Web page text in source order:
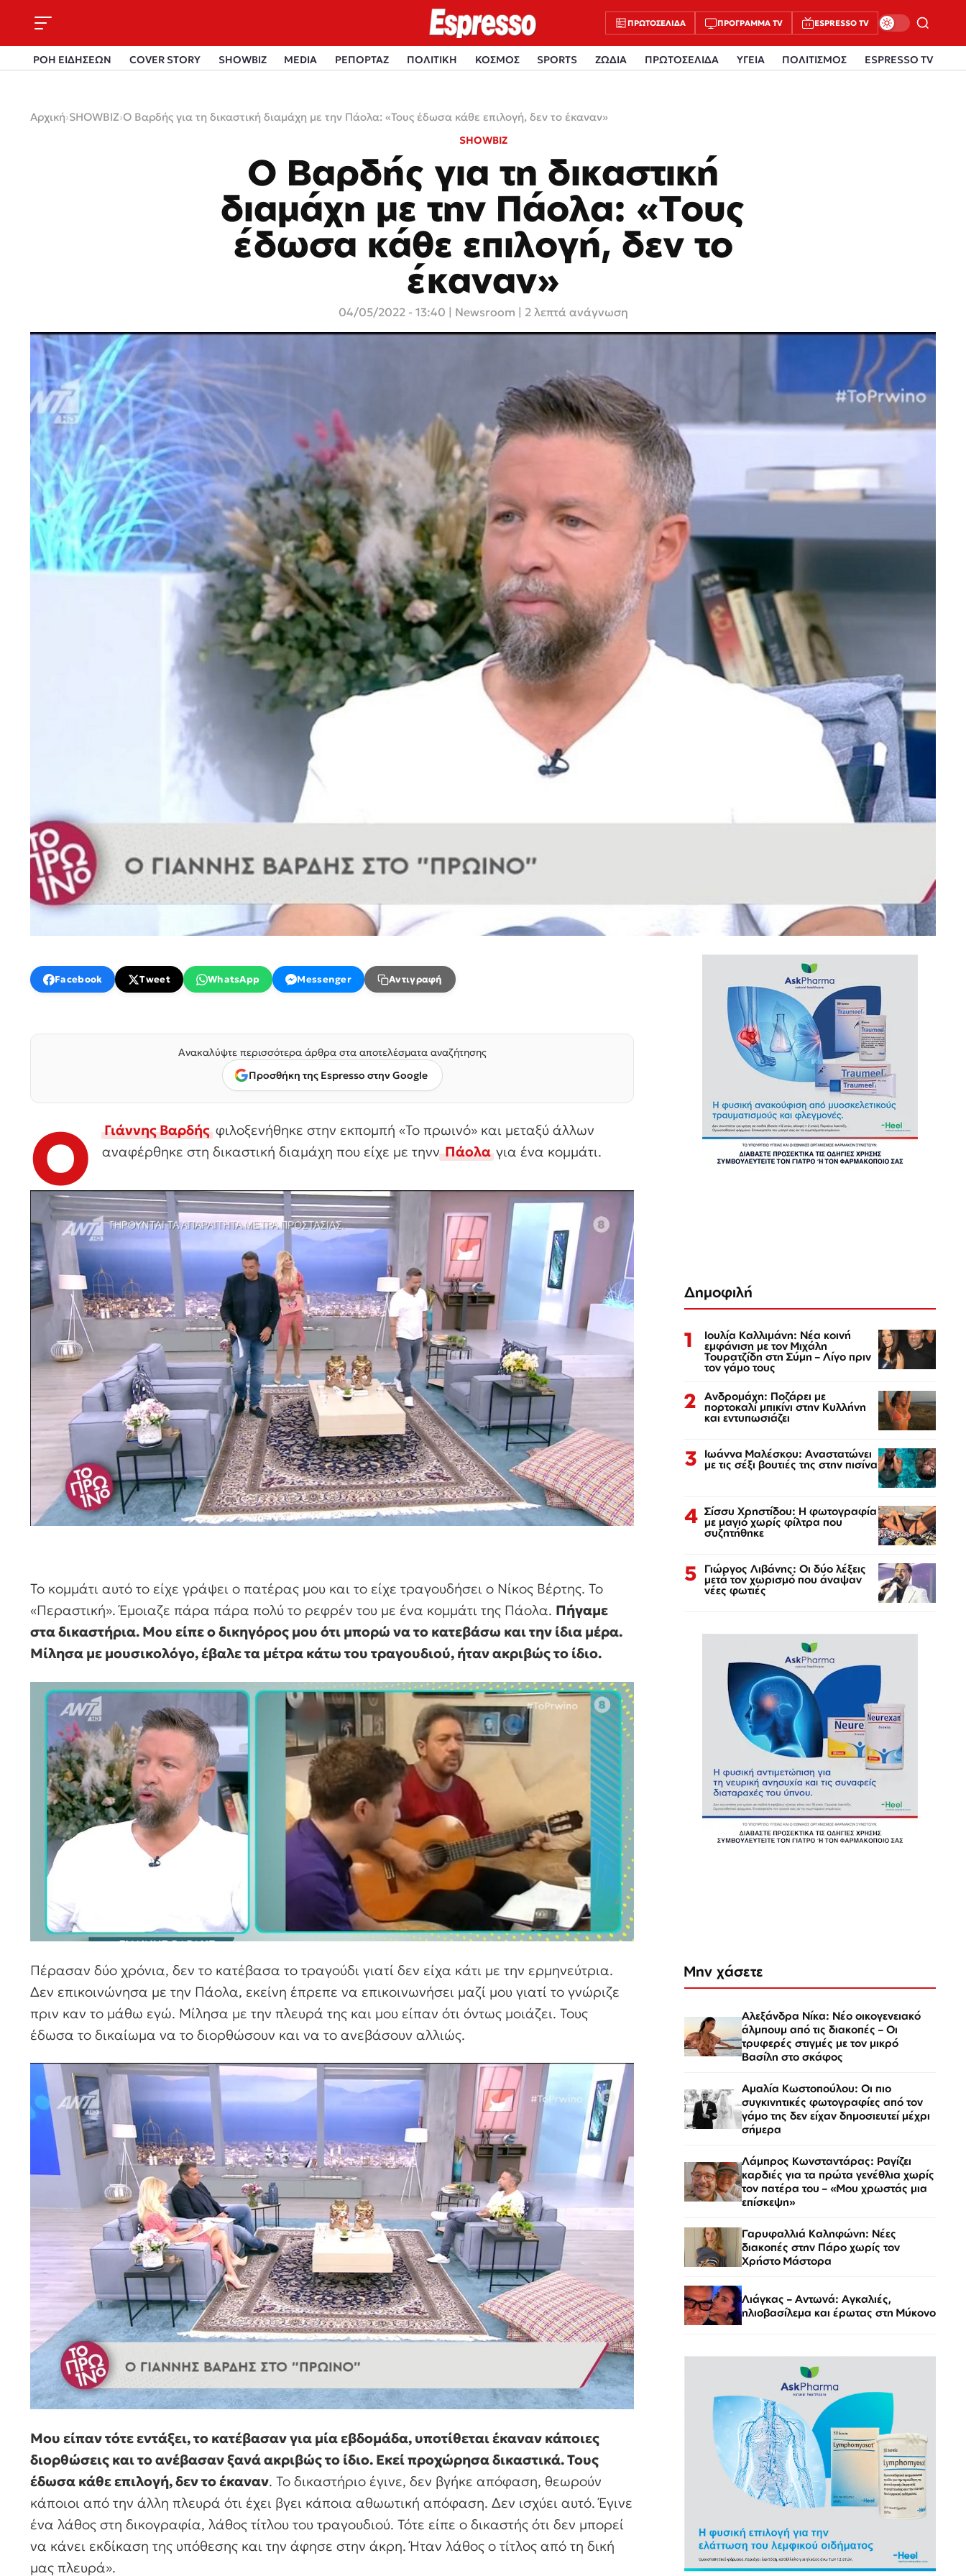
ΠΡΩΤΟΣΈΛΙΔΑ ΠΡΌΓΡΑΜΜΑ TV ESPRESSO TV
ΡΟΗ ΕΙΔΗΣΕΩΝ COVER STORY SHOWBIZ MEDIA ΡΕΠΟΡΤΑΖ ΠΟΛΙΤΙΚΗ ΚΟΣΜΟΣ SPORTS ΖΩΔΙΑ ΠΡΩΤΟΣΕΛΙΔΑ ΥΓΕΙΑ ΠΟΛΙΤΙΣΜΟΣ ESPRESSO TV
Αρχική›SHOWBIZ›Ο Βαρδής για τη δικαστική διαμάχη με την Πάολα: «Τους έδωσα κάθε επιλογή, δεν το έκαναν»
SHOWBIZ
Ο Βαρδής για τη δικαστική
διαμάχη με την Πάολα: «Τους
έδωσα κάθε επιλογή, δεν το
έκαναν»
04/05/2022 - 13:40 Newsroom | 2 λεπτά ανάγνωση
Facebook Tweet WhatsApp Messenger Αντιγραφή
Ανακαλύψτε περισσότερα άρθρα στα αποτελέσματα αναζήτησης
Προσθήκη της Espresso στην Google
Ο Γιάννης Βαρδήςφιλοξενήθηκε στην εκπομπή «Το πρωινό» και μεταξύ άλλων
αναφέρθηκε στη δικαστική διαμάχη που είχε με τηννΠάολα για ένα κομμάτι.
Το κομμάτι αυτό το είχε γράψει ο πατέρας μου και το είχε τραγουδήσει ο Νίκος Βέρτης. Το
«Περαστική». Έμοιαζε πάρα πάρα πολύ το ρεφρέν του με ένα κομμάτι της Πάολα. Πήγαμε
στα δικαστήρια. Μου είπε ο δικηγόρος μου ότι μπορώ να το κατεβάσω και την ίδια μέρα.
Μίλησα με μουσικολόγο, έβαλε τα μέτρα κάτω του τραγουδιού, ήταν ακριβώς το ίδιο.
Πέρασαν δύο χρόνια, δεν το κατέβασα το τραγούδι γιατί δεν είχα κάτι με την ερμηνεύτρια.
Δεν επικοινώνησα με την Πάολα, εκείνη έπρεπε να επικοινωνήσει μαζί μου γιατί το γνώριζε
πριν καν το μάθω εγώ. Μίλησα με την πλευρά της και μου είπαν ότι όντως μοιάζει. Τους
έδωσα το δικαίωμα να το διορθώσουν και να το ανεβάσουν αλλιώς.
Μου είπαν τότε εντάξει, το κατέβασαν για μία εβδομάδα, υποτίθεται έκαναν κάποιες
διορθώσεις και το ανέβασαν ξανά ακριβώς το ίδιο. Εκεί προχώρησα δικαστικά. Τους
έδωσα κάθε επιλογή, δεν το έκαναν. Το δικαστήριο έγινε, δεν βγήκε απόφαση, θεωρούν
κάποιοι από την άλλη πλευρά ότι έχει βγει κάποια αθωωτική απόφαση. Δεν ισχύει αυτό. Έγινε
ένα λάθος στη δικογραφία, λάθος τίτλου του τραγουδιού. Τότε είπε ο δικαστής ότι δεν μπορεί
να κάνει εκδίκαση της υπόθεσης και την άφησε στην άκρη. Ήταν λάθος ο τίτλος από τη δική
μας πλευρά».
Δημοφιλή
1 Ιουλία Καλλιμάνη: Νέα κοινή
εμφάνιση με τον Μιχάλη
Τουρατζίδη στη Σύμη – Λίγο πριν
τον γάμο τους
2 Ανδρομάχη: Ποζάρει με
πορτοκαλί μπικίνι στην Κυλλήνη
και εντυπωσιάζει
3 Ιωάννα Μαλέσκου: Αναστατώνει
με τις σέξι βουτιές της στην πισίνα
4 Σίσσυ Χρηστίδου: Η φωτογραφία
με μαγιό χωρίς φίλτρα που
συζητήθηκε
5 Γιώργος Λιβάνης: Οι δύο λέξεις
μετά τον χωρισμό που άναψαν
νέες φωτιές
Μην χάσετε
Αλεξάνδρα Νίκα: Νέο οικογενειακό
άλμπουμ από τις διακοπές – Οι
τρυφερές στιγμές με τον μικρό
Βασίλη στο σκάφος
Αμαλία Κωστοπούλου: Οι πιο
συγκινητικές φωτογραφίες από τον
γάμο της δεν είχαν δημοσιευτεί μέχρι
σήμερα
Λάμπρος Κωνσταντάρας: Ραγίζει
καρδιές για τα πρώτα γενέθλια χωρίς
τον πατέρα του – «Μου χρωστάς μια
επίσκεψη»
Γαρυφαλλιά Καληφώνη: Νέες
διακοπές στην Πάρο χωρίς τον
Χρήστο Μάστορα
Λιάγκας – Αντωνά: Αγκαλιές,
ηλιοβασίλεμα και έρωτας στη Μύκονο